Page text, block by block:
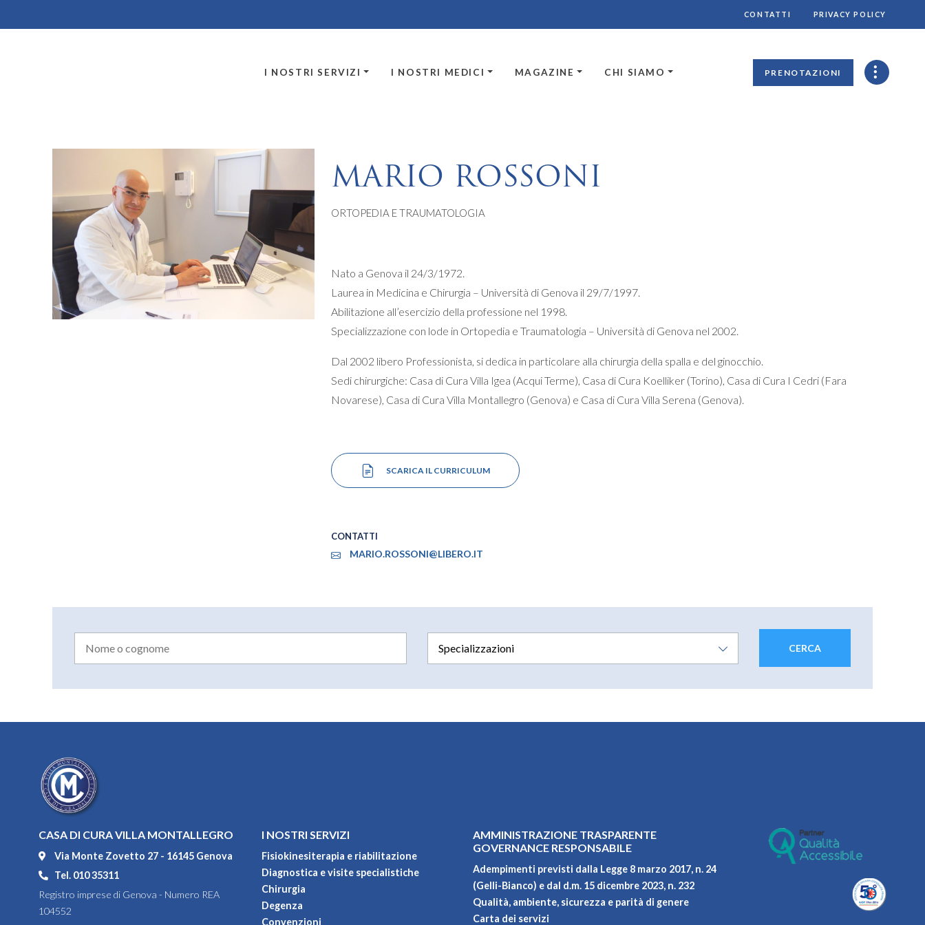
CONTATTI PRIVACY POLICY
I NOSTRI SERVIZI I NOSTRI MEDICI MAGAZINE CHI SIAMO PRENOTAZIONI
MARIO ROSSONI
ORTOPEDIA E TRAUMATOLOGIA
Nato a Genova il 24/3/1972.
Laurea in Medicina e Chirurgia – Università di Genova il 29/7/1997.
Abilitazione all’esercizio della professione nel 1998.
Specializzazione con lode in Ortopedia e Traumatologia – Università di Genova nel 2002.
Dal 2002 libero Professionista, si dedica in particolare alla chirurgia della spalla e del ginocchio.
Sedi chirurgiche: Casa di Cura Villa Igea (Acqui Terme), Casa di Cura Koelliker (Torino), Casa di Cura I Cedri (Fara
Novarese), Casa di Cura Villa Montallegro (Genova) e Casa di Cura Villa Serena (Genova).
SCARICA IL CURRICULUM
CONTATTI
MARIO.ROSSONI@LIBERO.IT
CASA DI CURA VILLA MONTALLEGRO
Via Monte Zovetto 27 - 16145 Genova
Tel. 010 35311
Registro imprese di Genova - Numero REA
104552
I NOSTRI SERVIZI
Fisiokinesiterapia e riabilitazione
Diagnostica e visite specialistiche
Chirurgia
Degenza
Convenzioni
AMMINISTRAZIONE TRASPARENTE
GOVERNANCE RESPONSABILE
Adempimenti previsti dalla Legge 8 marzo 2017, n. 24
(Gelli-Bianco) e dal d.m. 15 dicembre 2023, n. 232
Qualità, ambiente, sicurezza e parità di genere
Carta dei servizi